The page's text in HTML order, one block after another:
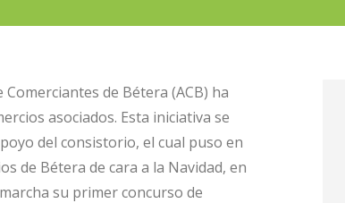
de Bétera (ACB) ha
asociados. Esta iniciativa se
del consistorio, el cual puso en
de Bétera de cara a la Navidad, en
su primer concurso de